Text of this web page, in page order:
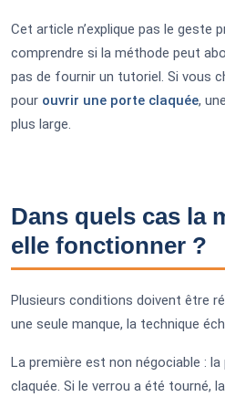
Cet article n’explique pas le geste
comprendre si la méthode peut
pas de fournir un tutoriel. Si vous
pour ouvrir une porte claquée,
plus large.
Dans quels cas la
elle fonctionner ?
Plusieurs conditions doivent être
une seule manque, la technique
La première est non négociable :
claquée. Si le verrou a été tourné,